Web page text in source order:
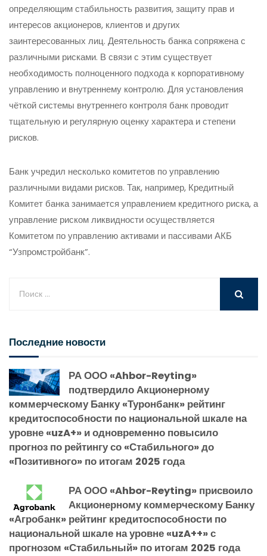
определяющим стабильность развития, защиту прав и
интересов акционеров, клиентов и других
заинтересованных лиц. Деятельность банка сопряжена с
различными рисками. В связи с этим существует
необходимость полноценного подхода к корпоративному
управлению и внутреннему контролю. Для установления
чёткой системы внутреннего контроля банк проводит
тщательную и регулярную оценку характера и степени
рисков.
Банк учредил несколько комитетов по управлению
различными видами рисков. Так, например, Кредитный
Комитет банка занимается управлением кредитного риска, а
управление риском ликвидности осуществляется
Комитетом по управлению активами и пассивами АКБ
“Узпромстройбанк”.
Последние новости
РА ООО «Ahbor-Reyting»
подтвердило Акционерному
коммерческому Банку «Туронбанк» рейтинг
кредитоспособности по национальной шкале на
уровне «uzA+» и одновременно повысило
прогноз по рейтингу со «Стабильного» до
«Позитивного» по итогам 2025 года
РА ООО «Ahbor-Reyting» присвоило
Акционерному коммерческому Банку
«Агробанк» рейтинг кредитоспособности по
национальной шкале на уровне «uzA++» с
прогнозом «Стабильный» по итогам 2025 года